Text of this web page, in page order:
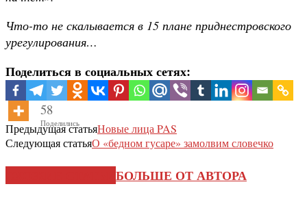
Что-то не скалывается в 15 плане приднестровского
урегулирования…
Поделиться в социальных сетях:
58
Поделились
Предыдущая статьяНовые лица PAS
Следующая статьяО «бедном гусаре» замолвим словечко
БОЛЬШЕ ОТ АВТОРА